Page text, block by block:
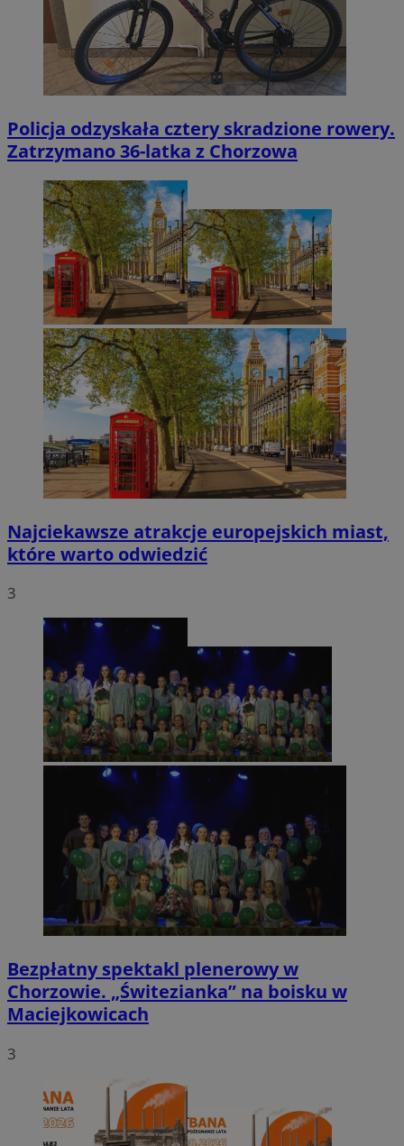
Policja odzyskała cztery skradzione rowery.
Zatrzymano 36-latka z Chorzowa
Najciekawsze atrakcje europejskich miast,
które warto odwiedzić
3
Bezpłatny spektakl plenerowy w
Chorzowie. „Świtezianka” na boisku w
Maciejkowicach
3